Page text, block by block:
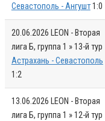
Севастополь - Ангушт1:0
20.06.2026 LEON - Вторая
лига Б, группа 1 » 13-й тур
Астрахань - Севастополь
1:2
13.06.2026 LEON - Вторая
лига Б, группа 1 » 12-й тур